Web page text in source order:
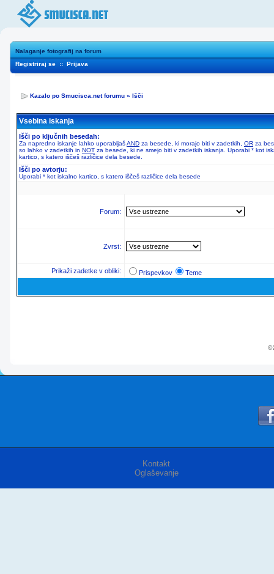
Nalaganje fotografij na forum
Registriraj se :: Prijava
Kazalo po Smucisca.net forumu » Išči
Vsebina iskanja
Išči po ključnih besedah:
Za napredno iskanje lahko uporabljašAND za besede, ki morajo biti v zadetkih, OR za
so lahko v zadetkih in NOT za besede, ki ne smejo biti v zadetkih iskanja. Uporabi * kot
kartico, s katero iščeš različice dela besede.
Išči po avtorju:
Uporabi * kot iskalno kartico, s katero iščeš različice dela besede
Forum:
Zvrst:
Prikaži zadetke v obliki: Prispevkov Teme
©
Kontakt
Oglaševanje